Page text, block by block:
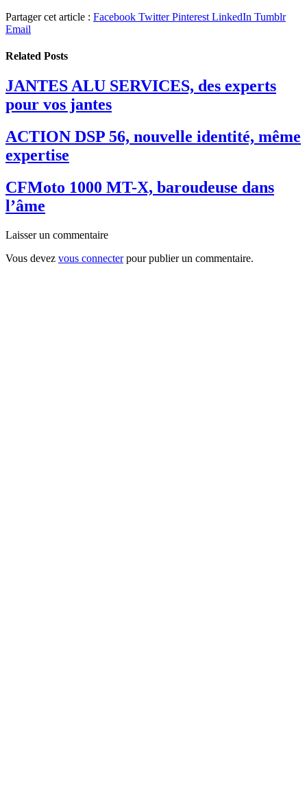
Partager cet article : Facebook Twitter Pinterest LinkedIn Tumblr
Email
Related Posts
JANTES ALU SERVICES, des experts
pour vos jantes
ACTION DSP 56, nouvelle identité, même
expertise
CFMoto 1000 MT-X, baroudeuse dans
l’âme
Laisser un commentaire
Vous devez vous connecterpour publier un commentaire.